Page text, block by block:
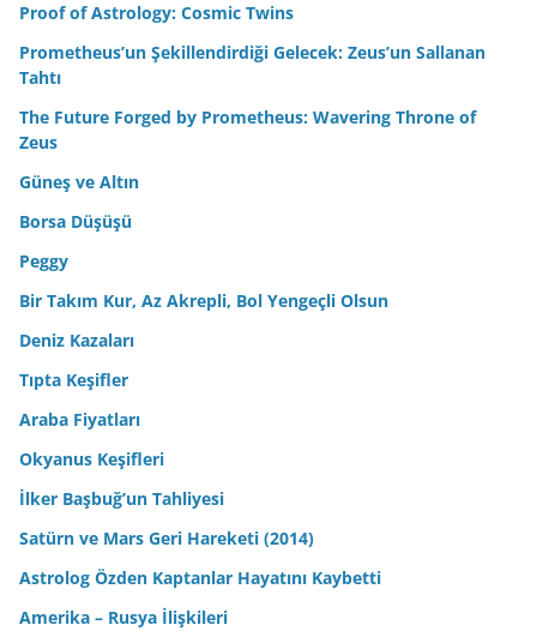
Proof of Astrology: Cosmic Twins
Prometheus’un Şekillendirdiği Gelecek: Zeus’un Sallanan
Tahtı
The Future Forged by Prometheus: Wavering Throne of
Zeus
Güneş ve Altın
Borsa Düşüşü
Peggy
Bir Takım Kur, Az Akrepli, Bol Yengeçli Olsun
Deniz Kazaları
Tıpta Keşifler
Araba Fiyatları
Okyanus Keşifleri
İlker Başbuğ’un Tahliyesi
Satürn ve Mars Geri Hareketi (2014)
Astrolog Özden Kaptanlar Hayatını Kaybetti
Amerika – Rusya İlişkileri